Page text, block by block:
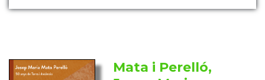
Mata i Perelló,